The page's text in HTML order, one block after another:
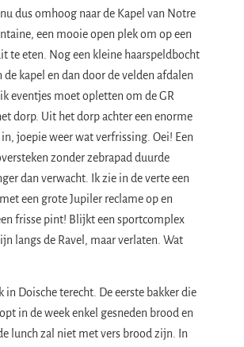
dus omhoog naar de Kapel van Notre
een mooie open plek om op een
te eten. Nog een kleine haarspeldbocht
kapel en dan door de velden afdalen
eventjes moet opletten om de GR
dorp. Uit het dorp achter een enorme
joepie weer wat verfrissing. Oei! Een
zonder zebrapad duurde
dan verwacht. Ik zie in de verte een
een grote Jupiler reclame op en
frisse pint! Blijkt een sportcomplex
langs de Ravel, maar verlaten. Wat
in Doische terecht. De eerste bakker die
in de week enkel gesneden brood en
lunch zal niet met vers brood zijn. In